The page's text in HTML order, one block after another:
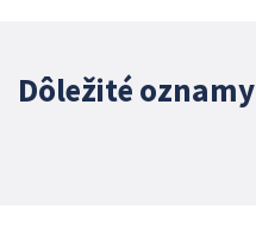
Dôležité oznamy